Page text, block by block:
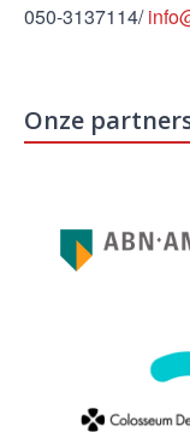
050-3137114/
Onze